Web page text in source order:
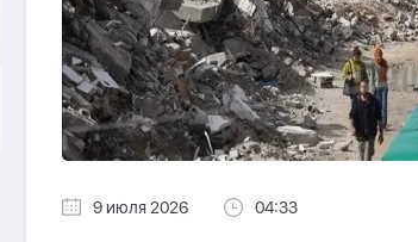
9 июля 2026 04:33